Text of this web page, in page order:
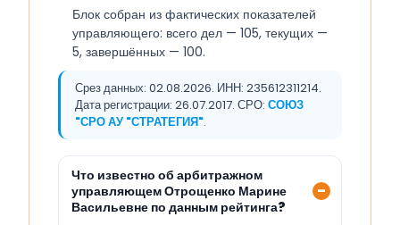
Блок собран из фактических показателей
управляющего: всего дел — 105, текущих —
5, завершённых — 100.
Срез данных: 02.08.2026. ИНН: 235612311214.
Дата регистрации: 26.07.2017. СРО: СОЮЗ
"СРО АУ "СТРАТЕГИЯ".
Что известно об арбитражном
управляющем Отрощенко Марине
Васильевне по данным рейтинга?